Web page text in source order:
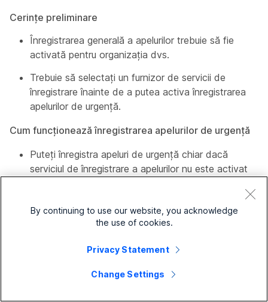
Cerințe preliminare
Înregistrarea generală a apelurilor trebuie să fie
activată pentru organizația dvs.
Trebuie să selectați un furnizor de servicii de
înregistrare înainte de a putea activa înregistrarea
apelurilor de urgență.
Cum funcționează înregistrarea apelurilor de urgență
Puteți înregistra apeluri de urgență chiar dacă
serviciul de înregistrare a apelurilor nu este activat
Setările de înregistrare a apelurilor de urgență
înlocuiesc setările implicite de înregistrare a
anunțurile și tonurile. Webex nu redă anunțuri sau
By continuing to use our website, you acknowledge
the use of cookies.
Privacy Statement
Change Settings